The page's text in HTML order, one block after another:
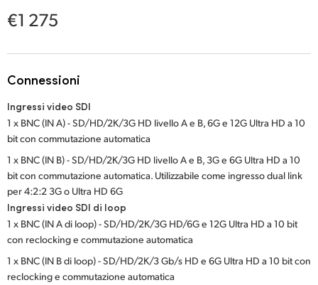
Malaysia
New Zealand
Norway
Poland
Portugal
South Africa
Spain
€1 275
Connessioni
Ingressi video SDI
1 x BNC (IN A) - SD/HD/2K/3G HD livello A e B, 6G e 12G Ultra HD a 10
bit con commutazione automatica
1 x BNC (IN B) - SD/HD/2K/3G HD livello A e B, 3G e 6G Ultra HD a 10
bit con commutazione automatica. Utilizzabile come ingresso dual link
per 4:2:2 3G o Ultra HD 6G
Ingressi video SDI di loop
1 x BNC (IN A di loop) - SD/HD/2K/3G HD/6G e 12G Ultra HD a 10 bit
con reclocking e commutazione automatica
1 x BNC (IN B di loop) - SD/HD/2K/3 Gb/s HD e 6G Ultra HD a 10 bit con
reclocking e commutazione automatica